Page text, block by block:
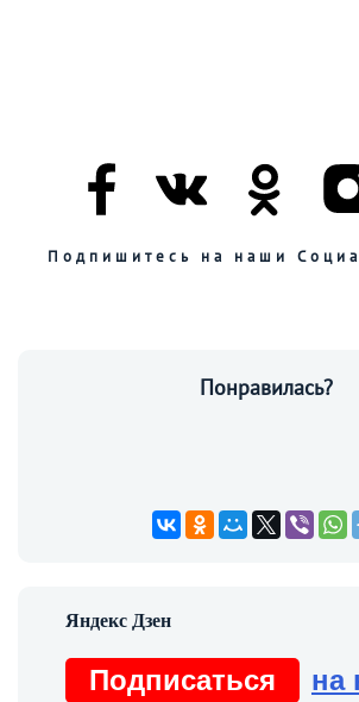
Подпишитесь на наши
Понравилась?
Подписаться
на